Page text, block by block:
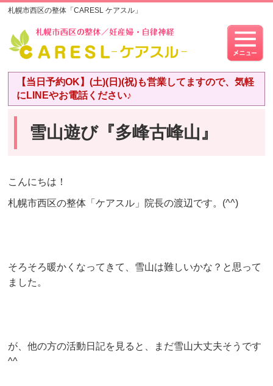
札幌市西区の整体「CARESL ケアスル」
【当日予約OK】(土)(日)(祝)も営業してますので、気軽
にLINEやお電話ください♪
雪山遊び『多峰古峰山』
こんにちは！
札幌市西区の整体「ケアスル」院長の渡辺です。(^^)
そろそろ暖かくなってきて、雪山は難しいかな？と思って
ました。
が、他の方の活動日記を見ると、まだ雪山大丈夫そうです
^^